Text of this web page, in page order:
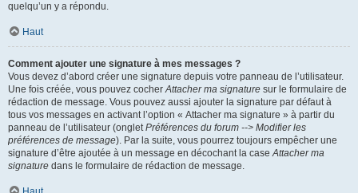
quelqu’un y a répondu.
Haut
Comment ajouter une signature à mes messages ?
Vous devez d’abord créer une signature depuis votre panneau de l’utilisateur.
Une fois créée, vous pouvez cocherAttacher ma signature sur le formulaire de
rédaction de message. Vous pouvez aussi ajouter la signature par défaut à
tous vos messages en activant l’option « Attacher ma signature » à partir du
panneau de l’utilisateur (ongletPréférences du forum --> Modifier les
préférences de message). Par la suite, vous pourrez toujours empêcher une
signature d’être ajoutée à un message en décochant la caseAttacher ma
signature dans le formulaire de rédaction de message.